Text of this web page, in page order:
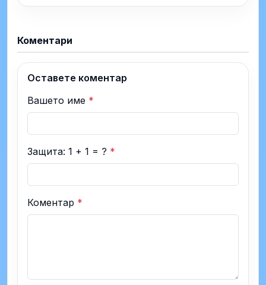
Коментари
Оставете коментар
Вашето име *
Защита: 1 + 1 = ? *
Коментар *